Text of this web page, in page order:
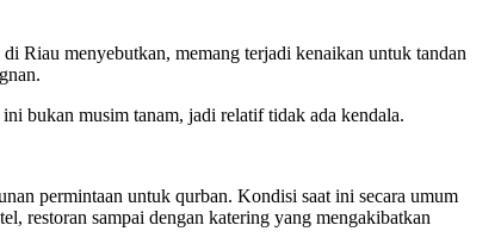
Riau menyebutkan, memang terjadi kenaikan untuk tandan
bukan musim tanam, jadi relatif tidak ada kendala.
permintaan untuk qurban. Kondisi saat ini secara umum
restoran sampai dengan katering yang mengakibatkan